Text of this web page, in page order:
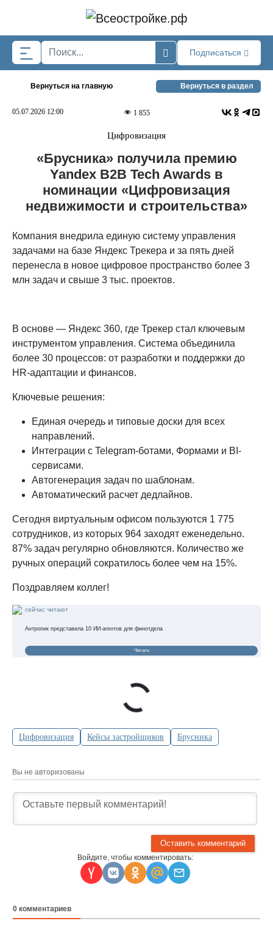
Подписаться
Вернуться на главную Вернуться в раздел
05.07.2026 12:00 1 855
Цифровизация
«Брусника» получила премию
Yandex B2B Tech Awards в
номинации «Цифровизация
недвижимости и строительства»
Компания внедрила единую систему управления
задачами на базе Яндекс Трекера и за пять дней
перенесла в новое цифровое пространство более 3
млн задач и свыше 3 тыс. проектов.
В основе — Яндекс 360, где Трекер стал ключевым
инструментом управления. Система объединила
более 30 процессов: от разработки и поддержки до
HR-адаптации и финансов.
Ключевые решения:
Единая очередь и типовые доски для всех
направлений.
Интеграции с Telegram-ботами, Формами и BI-
сервисами.
Автогенерация задач по шаблонам.
Автоматический расчет дедлайнов.
Сегодня виртуальным офисом пользуются 1 775
сотрудников, из которых 964 заходят еженедельно.
87% задач регулярно обновляются. Количество же
ручных операций сократилось более чем на 15%.
Поздравляем коллег!
сейчас читают
Антропик представила 10 ИИ-агентов для финотдела
Читать
Цифровизация Кейсы застройщиков Брусника
Вы не авторизованы
Войдите, чтобы комментировать:
0 комментариев